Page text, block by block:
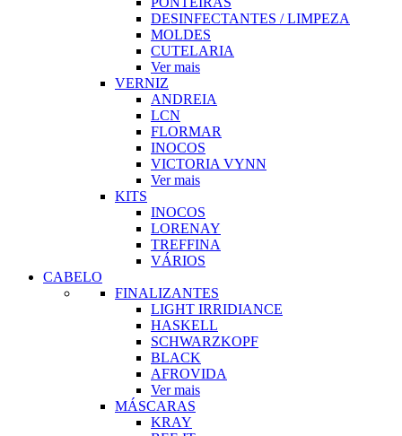
DESINFECTANTES / LIMPEZA
MOLDES
CUTELARIA
Ver mais
VERNIZ
ANDREIA
LCN
FLORMAR
INOCOS
VICTORIA VYNN
Ver mais
KITS
INOCOS
LORENAY
TREFFINA
VÁRIOS
CABELO
FINALIZANTES
LIGHT IRRIDIANCE
HASKELL
SCHWARZKOPF
BLACK
AFROVIDA
Ver mais
MÁSCARAS
KRAY